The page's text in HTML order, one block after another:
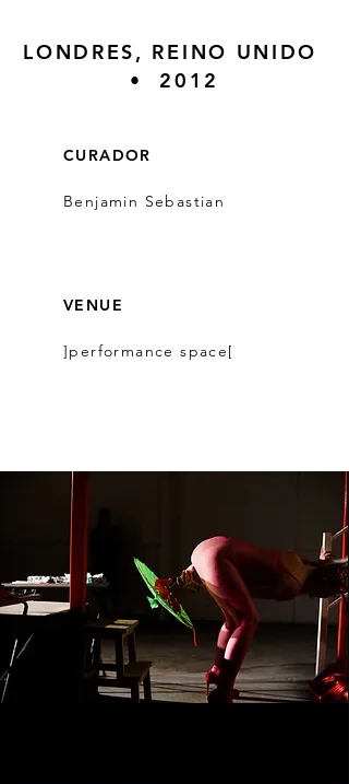
LONDRES, REINO UNIDO
• 2012
CURADOR
Benjamin Sebastian
VENUE
]performance space[